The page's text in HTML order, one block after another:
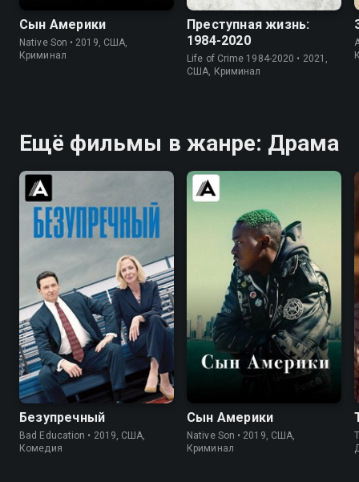
Сын Америки
Native Son • 2019, США,
Криминал
Преступная жизнь:
1984-2020
Life of Crime 1984-2020 • 2021,
США, Криминал
Ещё фильмы в жанре: Драма
6.7 7.1
Безупречный
Bad Education • 2019, США,
Комедия
5.9 5.7
Сын Америки
Native Son • 2019, США,
Криминал